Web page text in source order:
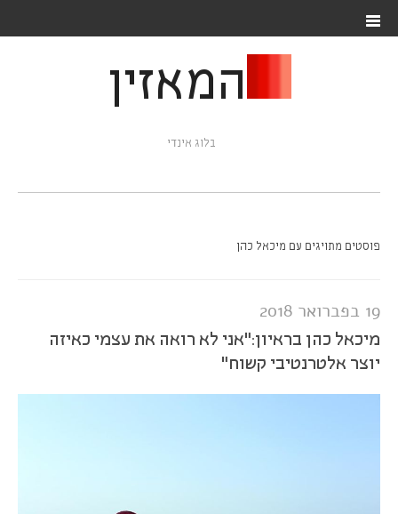
המאזין
בלוג אינדי
פוסטים מתויגים עם מיכאל כהן
19 בפברואר 2018
מיכאל כהן בראיון:"אני לא רואה את עצמי כאיזה
יוצר אלטרנטיבי קשוח"